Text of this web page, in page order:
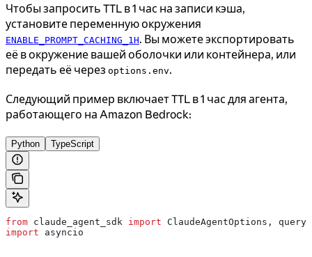
Чтобы запросить TTL в 1 час на записи кэша,
установите переменную окружения
ENABLE_PROMPT_CACHING_1H. Вы можете экспортировать
её в окружение вашей оболочки или контейнера, или
передать её через options.env.
Следующий пример включает TTL в 1 час для агента,
работающего на Amazon Bedrock:
Python TypeScript
from claude_agent_sdk import ClaudeAgentOptions, query
import asyncio